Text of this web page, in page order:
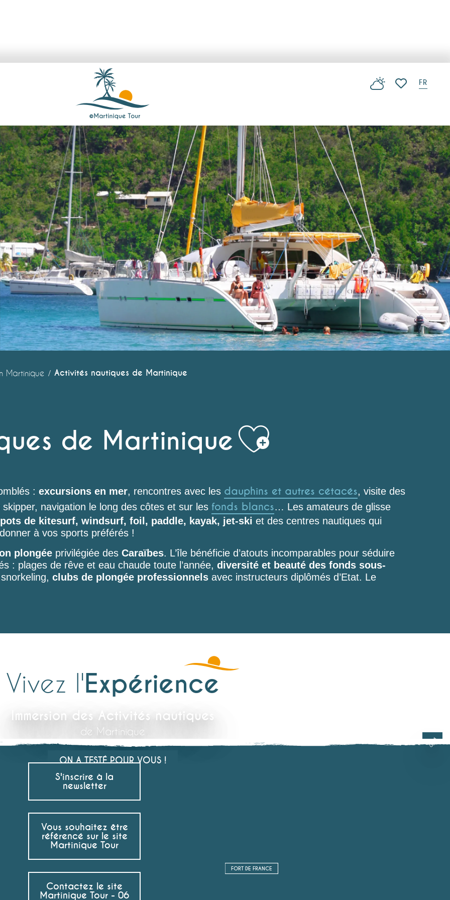
FR
Martinique Activités nautiques de Martinique
de MartiniqueAjouter
: excursions en mer, rencontres avec les dauphins et autres cétacés, visite des
navigation le long des côtes et sur les fonds blancs… Les amateurs de glisse
de kitesurf, windsurf, foil, paddle, kayak, jet-ski et des centres nautiques qui
à vos sports préférés !
plongée privilégiée des Caraïbes. L’île bénéficie d’atouts incomparables pour séduire
: plages de rêve et eau chaude toute l’année, diversité et beauté des fonds sous-
clubs de plongée professionnels avec instructeurs diplômés d’Etat. Le
Vivez l'Expérience
Immersion des Activités nautiques
de Martinique
ON A TESTÉ POUR VOUS !
S'inscrire à la
newsletter
Vous souhaitez être
référencé sur le site
Martinique Tour
Contactez le site
Martinique Tour - 06
FORT DE FRANCE